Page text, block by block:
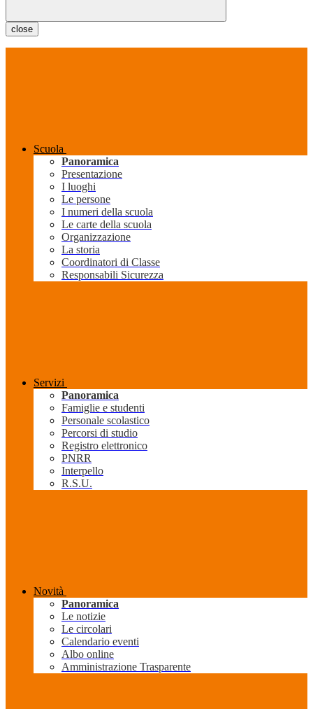
close
Scuola
Panoramica
Presentazione
I luoghi
Le persone
I numeri della scuola
Le carte della scuola
Organizzazione
La storia
Coordinatori di Classe
Responsabili Sicurezza
Servizi
Panoramica
Famiglie e studenti
Personale scolastico
Percorsi di studio
Registro elettronico
PNRR
Interpello
R.S.U.
Novità
Panoramica
Le notizie
Le circolari
Calendario eventi
Albo online
Amministrazione Trasparente